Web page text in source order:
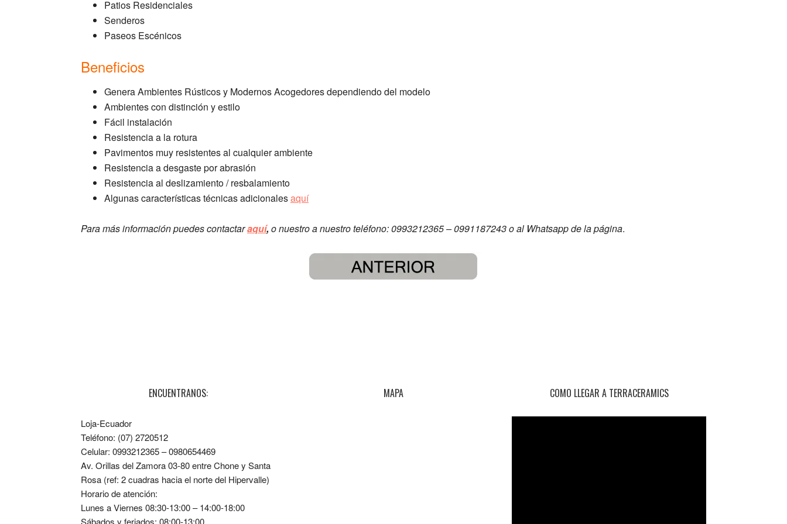
Patios Residenciales
Senderos
Paseos Escénicos
Beneficios
Genera Ambientes Rústicos y Modernos Acogedores dependiendo del modelo
Ambientes con distinción y estilo
Fácil instalación
Resistencia a la rotura
Pavimentos muy resistentes al cualquier ambiente
Resistencia a desgaste por abrasión
Resistencia al deslizamiento / resbalamiento
Algunas características técnicas adicionalesaquí
Para más información puedes contactaraquí, o nuestro a nuestro teléfono: 0993212365 – 0991187243 o al Whatsapp de la página.
ENCUENTRANOS:
Loja-Ecuador
Teléfono: (07) 2720512
Celular: 0993212365 – 0980654469
Av. Orillas del Zamora 03-80 entre Chone y Santa
Rosa (ref: 2 cuadras hacia el norte del Hipervalle)
Horario de atención:
Lunes a Viernes 08:30-13:00 – 14:00-18:00
Sábados y feriados: 08:00-13:00
MAPA COMO LLEGAR A TERRACERAMICS